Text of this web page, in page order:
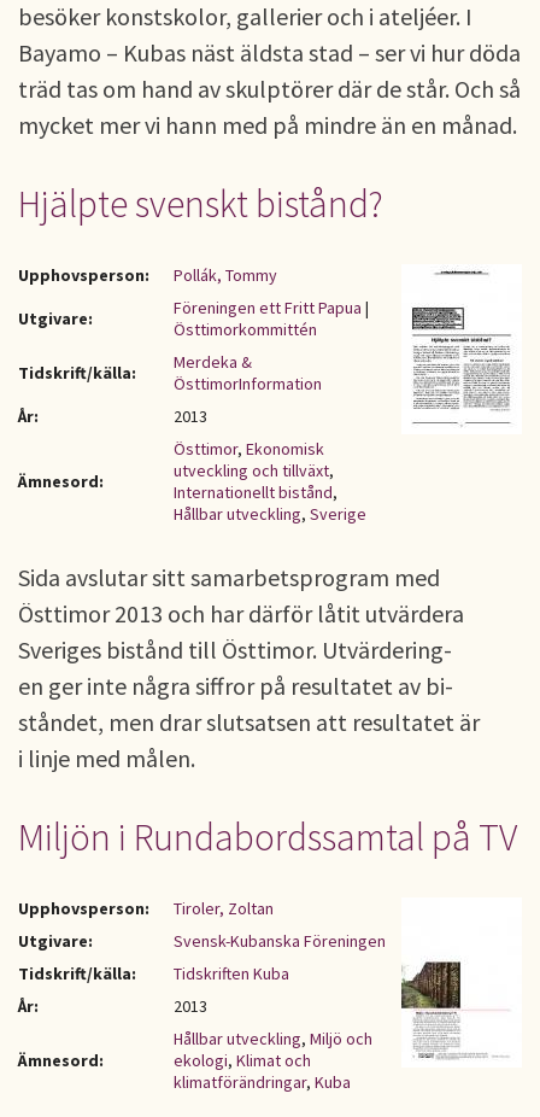
besöker konstskolor, gallerier och i ateljéer. I
Bayamo – Kubas näst äldsta stad – ser vi hur döda
träd tas om hand av skulptörer där de står. Och så
mycket mer vi hann med på mindre än en månad.
Hjälpte svenskt bistånd?
Upphovsperson:
Pollák, Tommy
Utgivare:
Föreningen ett Fritt Papua |
Östtimorkommittén
Tidskrift/källa:
Merdeka &
ÖsttimorInformation
År:
2013
Ämnesord:
Östtimor, Ekonomisk
utveckling och tillväxt,
Internationellt bistånd,
Hållbar utveckling, Sverige
Sida avslutar sitt samarbetsprogram med
Östtimor 2013 och har därför låtit utvärdera
Sveriges bistånd till Östtimor. Utvärdering-
en ger inte några siffror på resultatet av bi-
ståndet, men drar slutsatsen att resultatet är
i linje med målen.
Miljön i Rundabordssamtal på TV
Upphovsperson:
Tiroler, Zoltan
Utgivare:
Svensk-Kubanska Föreningen
Tidskrift/källa:
Tidskriften Kuba
År:
2013
Ämnesord:
Hållbar utveckling, Miljö och
ekologi, Klimat och
klimatförändringar, Kuba